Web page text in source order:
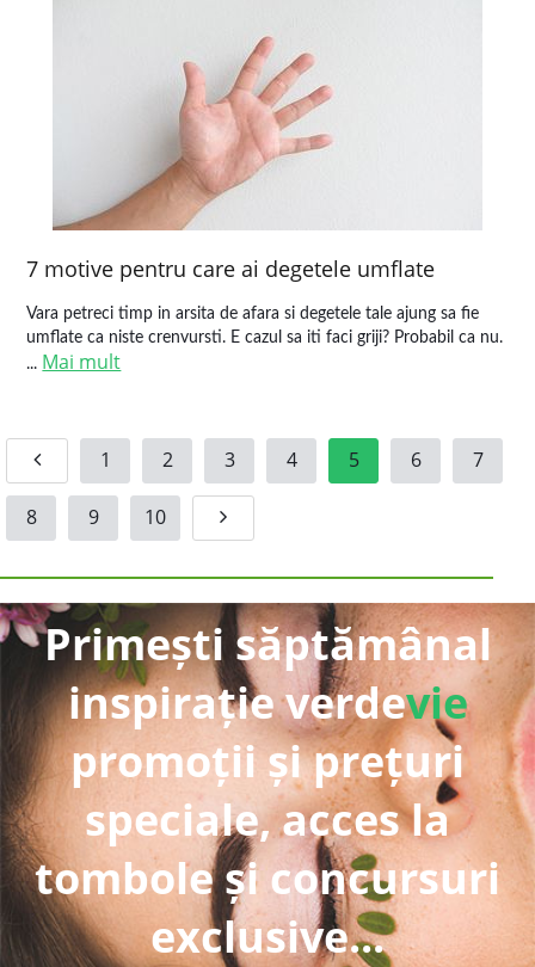
7 motive pentru care ai degetele umflate
Vara petreci timp in arsita de afara si degetele tale ajung sa fie
umflate ca niste crenvursti. E cazul sa iti faci griji? Probabil ca nu.
... Mai mult
1 2 3 4 5 6 7
8 9 10
Primești săptămânal
inspirație verdevie
promoții și prețuri
speciale, acces la
tombole și concursuri
exclusive...